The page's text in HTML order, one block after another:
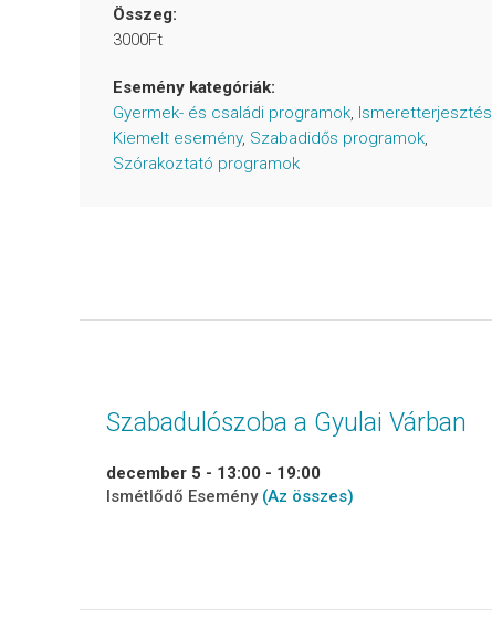
Összeg:
3000Ft
Esemény kategóriák:
Gyermek- és családi programok Ismeretterjesztés
Kiemelt esemény, Szabadidős programok
Szórakoztató programok
Szabadulószoba a Gyulai Várban
december 5 - 13:00 - 19:00
Ismétlődő Esemény (Az összes)